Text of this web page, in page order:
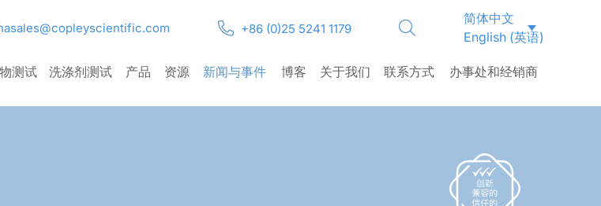
简体中文
English (英语)
+86 (0)25 5241 1179
测试 洗涤剂测试 产品 资源 新闻与事件 博客 关于我们 联系方式 办事处和经销商